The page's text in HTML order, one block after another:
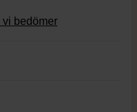
vi bedömer